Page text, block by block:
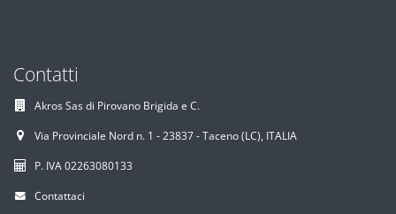
Contatti
Akros Sas di Pirovano Brigida e C.
Via Provinciale Nord n. 1 - 23837 - Taceno (LC), ITALIA
P. IVA 02263080133
Contattaci